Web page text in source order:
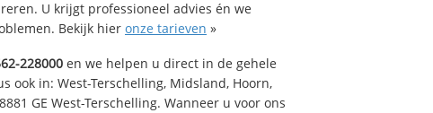
U krijgt professioneel advies én we
Bekijk hier onze tarieven »
228000 en we helpen u direct in de gehele
ook in: West-Terschelling, Midsland, Hoorn,
GE West-Terschelling. Wanneer u voor ons